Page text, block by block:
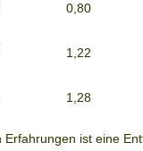
0,80
1,22
1,28
Erfahrungen ist eine